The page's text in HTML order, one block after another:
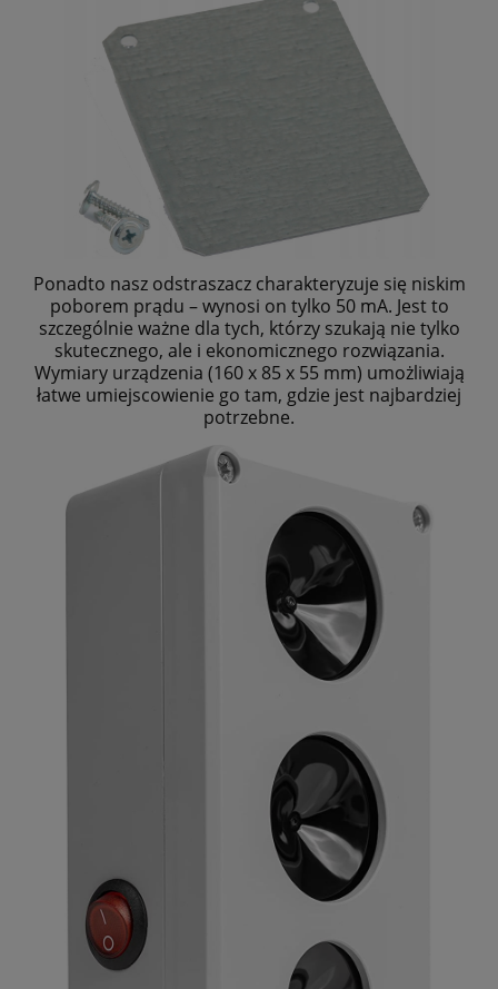
Ponadto nasz odstraszacz charakteryzuje się niskim
poborem prądu – wynosi on tylko 50 mA. Jest to
szczególnie ważne dla tych, którzy szukają nie tylko
skutecznego, ale i ekonomicznego rozwiązania.
Wymiary urządzenia (160 x 85 x 55 mm) umożliwiają
łatwe umiejscowienie go tam, gdzie jest najbardziej
potrzebne.